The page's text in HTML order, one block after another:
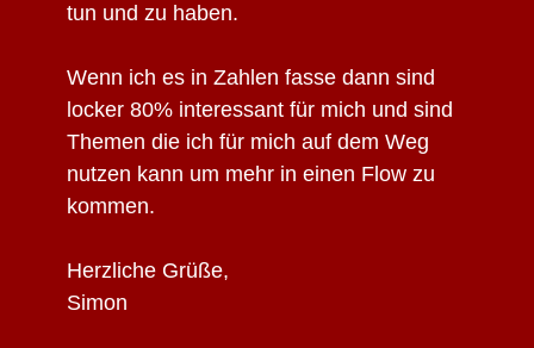
tun und zu haben.
Wenn ich es in Zahlen fasse dann sind
locker 80% interessant für mich und sind
Themen die ich für mich auf dem Weg
nutzen kann um mehr in einen Flow zu
kommen.
Herzliche Grüße,
Simon